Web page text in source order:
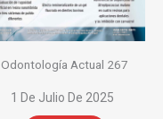
Odontología Actual 267
1 De Julio De 2025